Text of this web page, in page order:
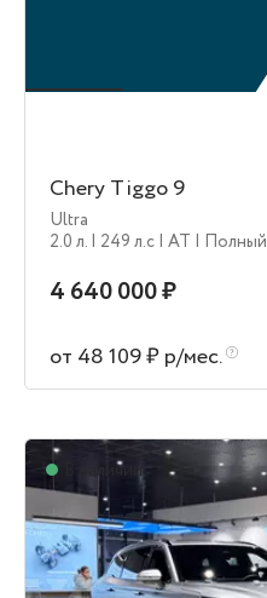
Chery Tiggo 9
Ultra
2.0 л. | 249 л.c | AT | Полный
4 640 000 ₽
от 48 109 ₽ р/мес.
В наличии